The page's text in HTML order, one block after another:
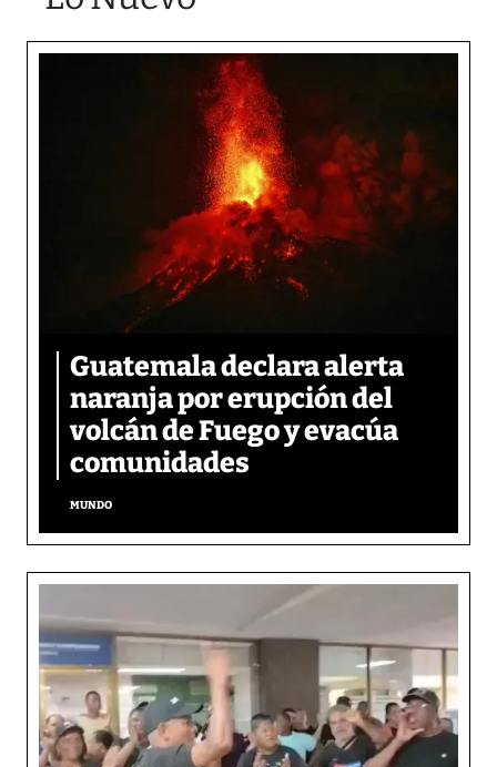
Guatemala declara alerta
naranja por erupción del
volcán de Fuego y evacúa
comunidades
MUNDO